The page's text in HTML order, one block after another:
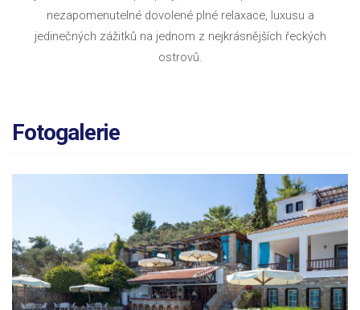
nezapomenutelné dovolené plné relaxace, luxusu a
jedinečných zážitků na jednom z nejkrásnějších řeckých
ostrovů.
Fotogalerie